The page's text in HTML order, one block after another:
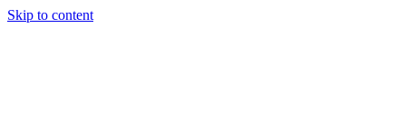
Skip to content